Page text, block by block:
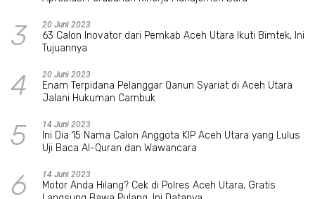
3 20 Juni 2023
63 Calon Inovator dari Pemkab Aceh Utara Ikuti Bimtek, Ini
Tujuannya
4 20 Juni 2023
Enam Terpidana Pelanggar Qanun Syariat di Aceh Utara
Jalani Hukuman Cambuk
5 14 Juni 2023
Ini Dia 15 Nama Calon Anggota KIP Aceh Utara yang Lulus
Uji Baca Al-Quran dan Wawancara
6 14 Juni 2023
Motor Anda Hilang? Cek di Polres Aceh Utara, Gratis